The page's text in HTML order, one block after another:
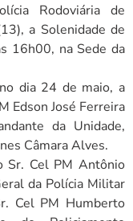
Rodoviária de
a Solenidade de
16h00, na Sede da
dia 24 de maio, a
Edson José Ferreira
da Unidade,
Câmara Alves.
Sr. Cel PM Antônio
da Polícia Militar
Cel PM Humberto